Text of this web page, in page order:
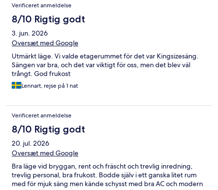
Verificeret anmeldelse
8/10 Rigtig godt
3. jun. 2026
Oversæt med Google
Utmärkt läge. Vi valde etagerummet för det var Kingsizesäng.
Sängen var bra, och det var viktigt för oss, men det blev väl
trångt. God frukost
Lennart, rejse på 1 nat
Verificeret anmeldelse
8/10 Rigtig godt
20. jul. 2026
Oversæt med Google
Bra läge vid bryggan, rent och fräscht och trevlig inredning,
trevlig personal, bra frukost. Bodde själv i ett ganska litet rum
med för mjuk säng men kände schysst med bra AC och modern